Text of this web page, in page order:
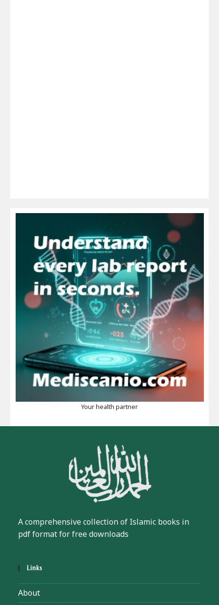
Your health partner
A comprehensive collection of Islamic books in
pdf format for free downloads
Links
About